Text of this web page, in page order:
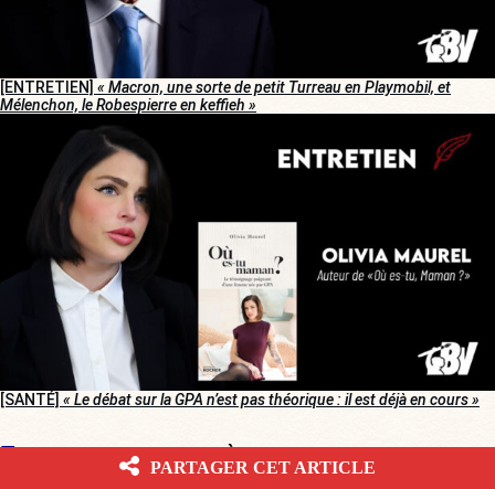
[ENTRETIEN] « Macron, une sorte de petit Turreau en Playmobil, et
Mélenchon, le Robespierre en keffieh »
[SANTÉ] « Le débat sur la GPA n’est pas théorique : il est déjà en cours »
CORRECTIFS ET MISES À JOUR
PARTAGER CET ARTICLE